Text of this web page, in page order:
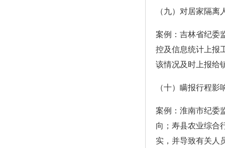
（九）对居家隔
案例：吉林省纪委
控及信息统计上报
该情况及时上报给
（十）瞒报行程影
案例：淮南市纪委
向；寿县农业综合
实，并导致有关人